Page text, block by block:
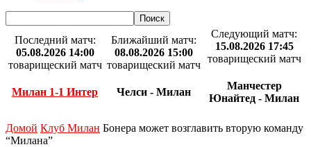
Последний матч:
05.08.2026 14:00
товарищеский матч
Милан 1-1 Интер
Ближайший матч:
08.08.2026 15:00
товарищеский матч
Челси - Милан
Следующий матч:
15.08.2026 17:45
товарищеский матч
Манчестер
Юнайтед - Милан
Домой Клуб Милан Бонера может возглавить вторую команду
“Милана”